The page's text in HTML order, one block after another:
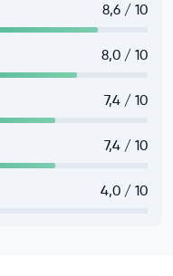
8,6 / 10
8,0 / 10
7,4 / 10
7,4 / 10
4,0 / 10